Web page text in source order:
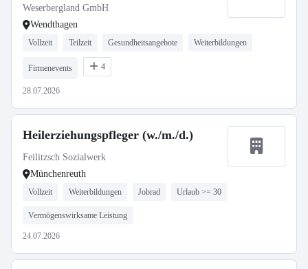
Weserbergland GmbH
Wendthagen
Vollzeit Teilzeit Gesundheitsangebote Weiterbildungen
Firmenevents 4
28.07.2026
Heilerziehungspfleger (w./m./d.)
Feilitzsch Sozialwerk
Münchenreuth
Vollzeit Weiterbildungen Jobrad Urlaub >= 30
Vermögenswirksame Leistung
24.07.2026